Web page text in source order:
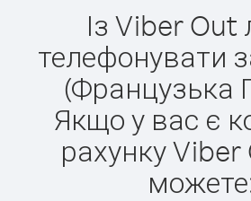
Із Viber Out
телефонувати
(Французька
Якщо у вас є
рахунку